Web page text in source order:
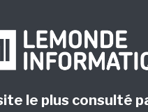
le plus consulté